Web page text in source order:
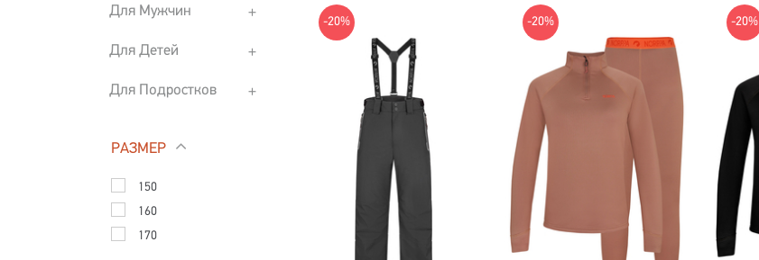
Для Мужчин
Для Детей
Для Подростков
РАЗМЕР
150
160
170
-20% -20% -20%